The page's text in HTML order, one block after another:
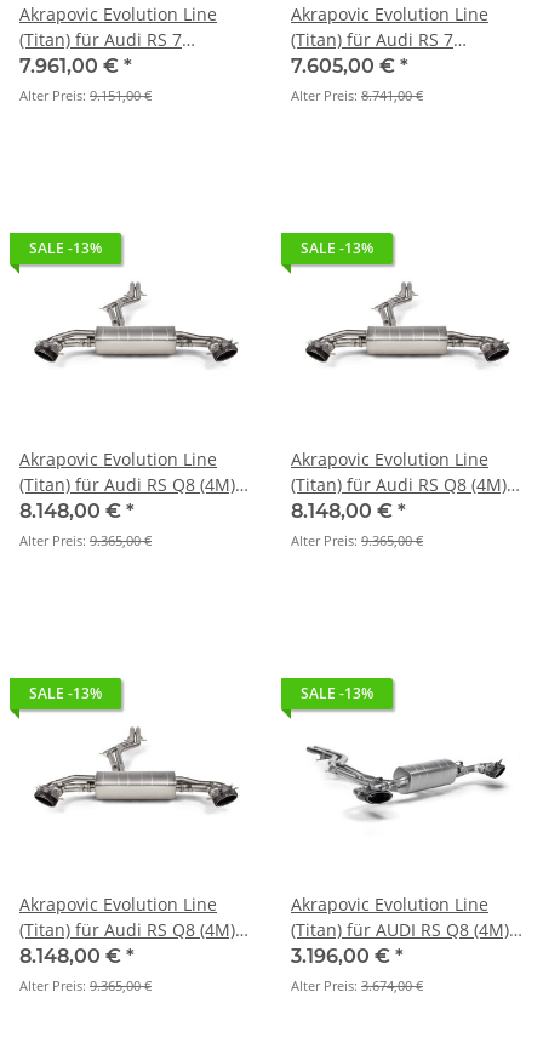
Akrapovic Evolution Line
(Titan) für Audi RS 7
Sportback (C7) BJ 2014 >
2018 (S-AU/TI/4H)
7.961,00 € *
Alter Preis: 9.151,00 €
Akrapovic Evolution Line
(Titan) für Audi RS 7
Sportback (C8) BJ. 2020 -
2026 - S-AU/T/2H
7.605,00 € *
Alter Preis: 8.741,00 €
SALE -13%
Akrapovic Evolution Line
(Titan) für Audi RS Q8 (4M) -
OPF/GPF BJ 2020 > 2024 (S-
AU/TI/20H)
8.148,00 € *
Alter Preis: 9.365,00 €
SALE -13%
Akrapovic Evolution Line
(Titan) für Audi RS Q8 (4M)
BJ 2020 > 2024 (S-AU/TI/20H)
8.148,00 € *
Alter Preis: 9.365,00 €
SALE -13%
Akrapovic Evolution Line
(Titan) für Audi RS Q8 (4M)
BJ 2020 > 2024 (S-AU/TI/20H)
8.148,00 € *
Alter Preis: 9.365,00 €
SALE -13%
Akrapovic Evolution Line
(Titan) für AUDI RS Q8 (4M)
mit/ohne OPF/GPF BJ. 2025 >
2026 (S-AU/T/3H)
3.196,00 € *
Alter Preis: 3.674,00 €